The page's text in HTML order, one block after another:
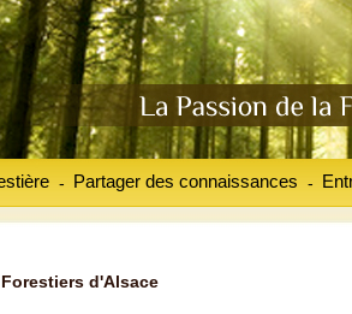
Partager des connaissances
- -
Forestiers d'Alsace